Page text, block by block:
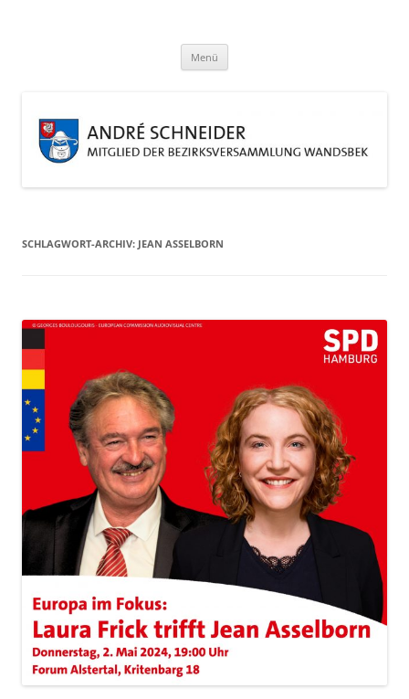
Menü
SCHLAGWORT-ARCHIV: JEAN ASSELBORN